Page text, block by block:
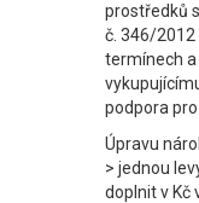
prostředků
č. 346/2012
termínech
podpora
Úpravu
> jednou
doplnit v Kč